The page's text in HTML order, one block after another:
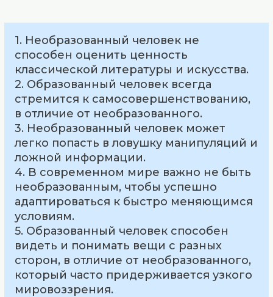
1. Необразованный человек не
способен оценить ценность
классической литературы и искусства.
2. Образованный человек всегда
стремится к самосовершенствованию,
в отличие от необразованного.
3. Необразованный человек может
легко попасть в ловушку манипуляций и
ложной информации.
4. В современном мире важно не быть
необразованным, чтобы успешно
адаптироваться к быстро меняющимся
условиям.
5. Образованный человек способен
видеть и понимать вещи с разных
сторон, в отличие от необразованного,
который часто придерживается узкого
мировоззрения.